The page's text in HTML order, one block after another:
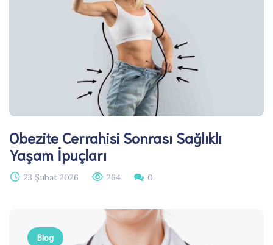
Obezite Cerrahisi Sonrası Sağlıklı
Yaşam İpuçları
23 Şubat 2026 264 0
Blog